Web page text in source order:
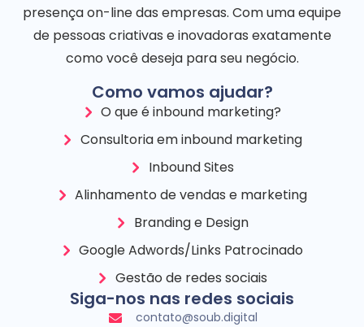
Siga-nos nas redes sociais
contato@soub.digital
presença on-line das empresas. Com uma equipe
de pessoas criativas e inovadoras exatamente
como você deseja para seu negócio.
Como vamos ajudar?
O que é inbound marketing?
Consultoria em inbound marketing
Inbound Sites
Alinhamento de vendas e marketing
Branding e Design
Google Adwords/Links Patrocinado
Gestão de redes sociais